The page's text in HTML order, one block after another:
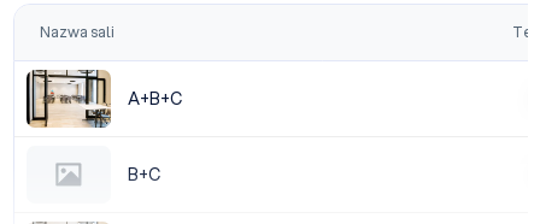
Nazwa sali
A+B+C
A+B+C
B+C
B+C